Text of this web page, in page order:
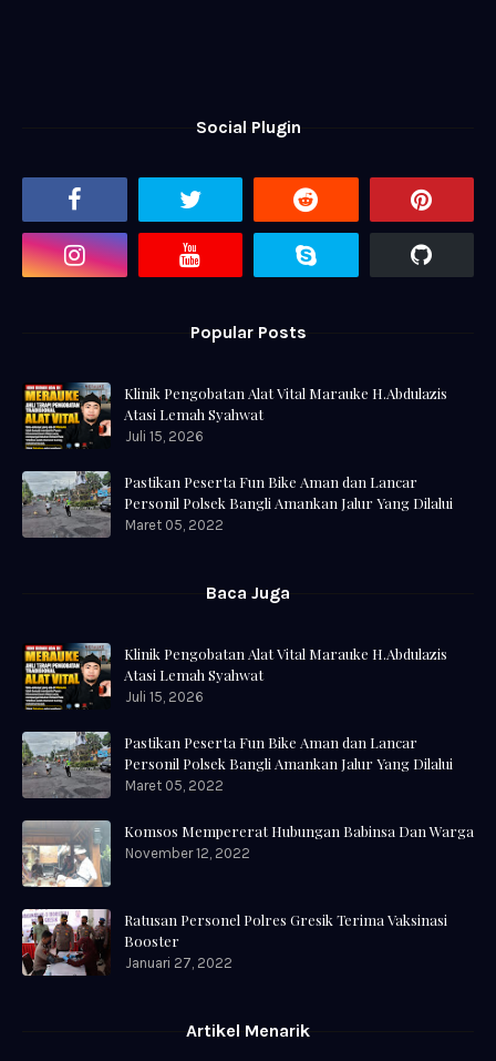
Social Plugin
Popular Posts
Klinik Pengobatan Alat Vital Marauke H.Abdulazis
Atasi Lemah Syahwat
Juli 15, 2026
Pastikan Peserta Fun Bike Aman dan Lancar
Personil Polsek Bangli Amankan Jalur Yang Dilalui
Maret 05, 2022
Baca Juga
Klinik Pengobatan Alat Vital Marauke H.Abdulazis
Atasi Lemah Syahwat
Juli 15, 2026
Pastikan Peserta Fun Bike Aman dan Lancar
Personil Polsek Bangli Amankan Jalur Yang Dilalui
Maret 05, 2022
Komsos Mempererat Hubungan Babinsa Dan Warga
November 12, 2022
Ratusan Personel Polres Gresik Terima Vaksinasi
Booster
Januari 27, 2022
Artikel Menarik